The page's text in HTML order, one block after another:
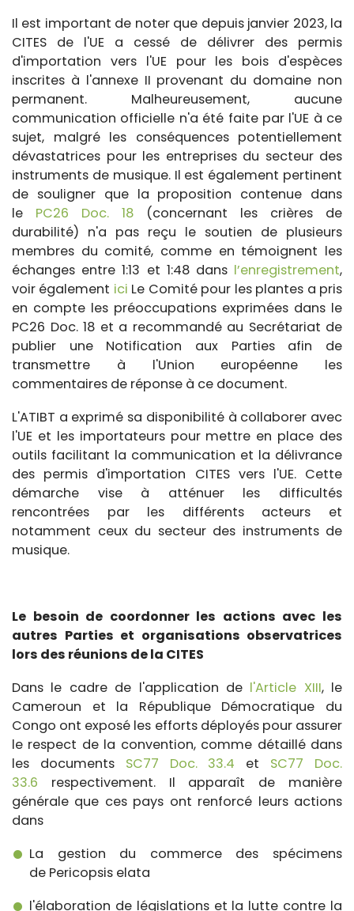
Il est important de noter que depuis janvier 2023, la
CITES de l'UE a cessé de délivrer des permis
d'importation vers l'UE pour les bois d'espèces
inscrites à l'annexe II provenant du domaine non
permanent. Malheureusement, aucune
communication officielle n'a été faite par l'UE à ce
sujet, malgré les conséquences potentiellement
dévastatrices pour les entreprises du secteur des
instruments de musique. Il est également pertinent
de souligner que la proposition contenue dans
le
PC26 Doc. 18
(concernant les crières de
durabilité) n'a pas reçu le soutien de plusieurs
membres du comité, comme en témoignent les
échanges entre 1:13 et 1:48 dans l’enregistrement,
voir également ici Le Comité pour les plantes a pris
en compte les préoccupations exprimées dans le
PC26 Doc. 18 et a recommandé au Secrétariat de
publier une Notification aux Parties afin de
transmettre à l'Union européenne les
commentaires de réponse à ce document.
L'ATIBT a exprimé sa disponibilité à collaborer avec
l'UE et les importateurs pour mettre en place des
outils facilitant la communication et la délivrance
des permis d'importation CITES vers l'UE. Cette
démarche vise à atténuer les difficultés
rencontrées par les différents acteurs et
notamment ceux du secteur des instruments de
musique.
Le besoin de coordonner les actions avec les
autres Parties et organisations observatrices
lors des réunions de la CITES
Dans le cadre de l'application de l'Article XIII, le
Cameroun et la République Démocratique du
Congo ont exposé les efforts déployés pour assurer
le respect de la convention, comme détaillé dans
les documents
SC77 Doc. 33.4 et
SC77 Doc.
33.6
respectivement. Il apparaît de manière
générale que ces pays ont renforcé leurs actions
dans
La gestion du commerce des spécimens
de Pericopsis elata
l'élaboration de législations et la lutte contre la